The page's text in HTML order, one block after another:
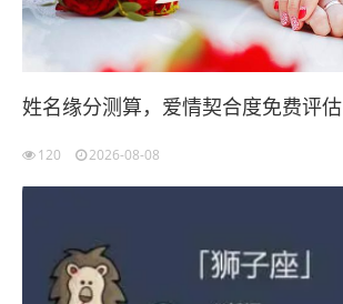
姓名缘分测算，爱情契合度免费评估
120 2026-08-08